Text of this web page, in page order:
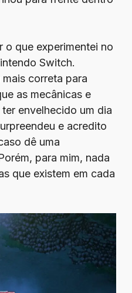
o que experimentei no
Switch.
mais correta para
as mecânicas e
envelhecido um dia
e acredito
dê uma
para mim, nada
que existem em cada